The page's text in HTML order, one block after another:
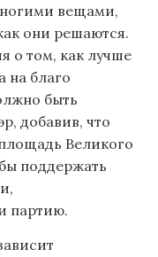
вещами,
они решаются.
о том, как лучше
на благо
быть
добавив, что
Великого
поддержать
партию.